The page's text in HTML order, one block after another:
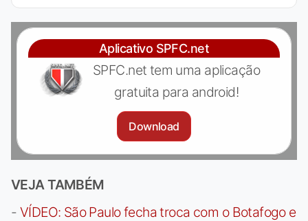
Aplicativo SPFC.net
SPFC.net tem uma aplicação
gratuita para android!
Download
VEJA TAMBÉM
- VÍDEO: São Paulo fecha troca com o Botafogo e